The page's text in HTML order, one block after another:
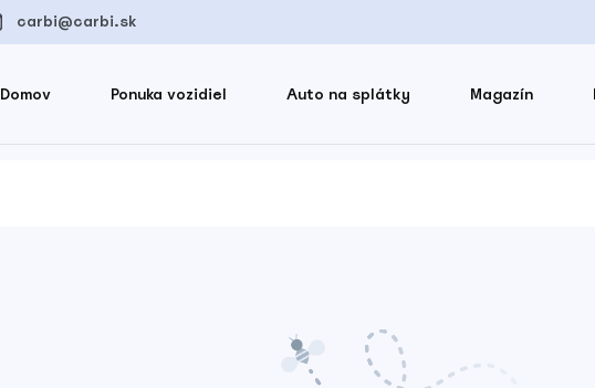
carbi@carbi.sk
Domov Ponuka vozidiel Auto na splátky Magazín